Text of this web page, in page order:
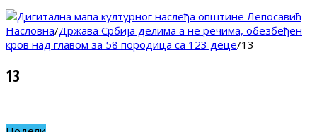
Насловна/Држава Србија делима а не речима, обезбеђен
кров над главом за 58 породица са 123 деце/13
13